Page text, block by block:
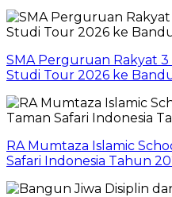
SMA Perguruan Rakyat 3
Studi Tour 2026 ke
RA Mumtaza Islamic
Safari Indonesia Tahun